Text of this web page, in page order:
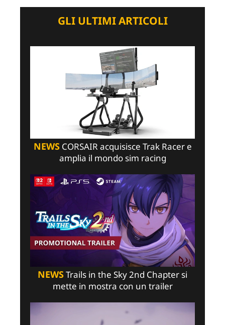
GLI ULTIMI ARTICOLI
NEWSCORSAIR acquisisce Trak Racer e
amplia il mondo sim racing
NEWSTrails in the Sky 2nd Chapter si
mette in mostra con un trailer